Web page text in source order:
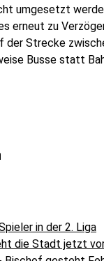
umgesetzt
erneut zu
der Strecke
Busse statt
in der 2. Liga
die Stadt jetzt